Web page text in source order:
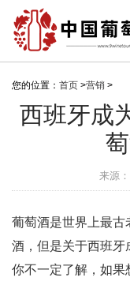
您的位置： 首页 >营销 >
西班牙成
来源：
葡萄酒是世界上最古
酒，但是关于西班牙
你不一定了解，如果